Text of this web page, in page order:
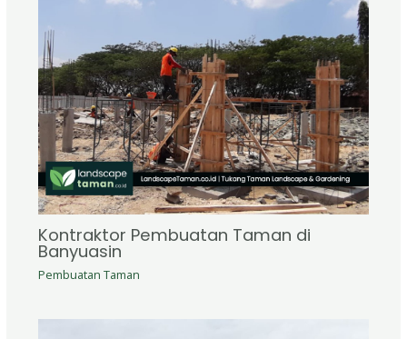
Kontraktor Pembuatan Taman di
Banyuasin
Pembuatan Taman